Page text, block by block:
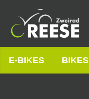
E-BIKES BIKES